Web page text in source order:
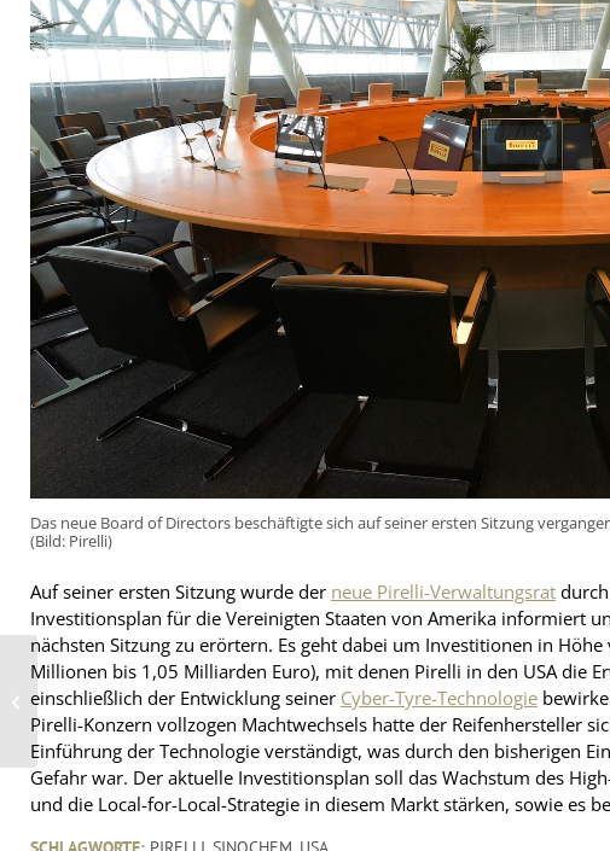
Das neue Board of Directors beschäftigte sich auf seiner ersten Sitzung
(Bild: Pirelli)
Auf seiner ersten Sitzung wurde der neue Pirelli-Verwaltungsrat
Investitionsplan für die Vereinigten Staaten von Amerika informiert
nächsten Sitzung zu erörtern. Es geht dabei um Investitionen in
Millionen bis 1,05 Milliarden Euro), mit denen Pirelli in den USA die
einschließlich der Entwicklung seiner Cyber-Tyre-Technologie
Pirelli-Konzern vollzogen Machtwechsels hatte der Reifenhersteller
Einführung der Technologie verständigt, was durch den bisherigen
Gefahr war. Der aktuelle Investitionsplan soll das Wachstum des
und die Local-for-Local-Strategie in diesem Markt stärken, sowie es
Olaf Stoffels
übernimmt das
vertriebliche Spielfeld
bei Bohnenkamp